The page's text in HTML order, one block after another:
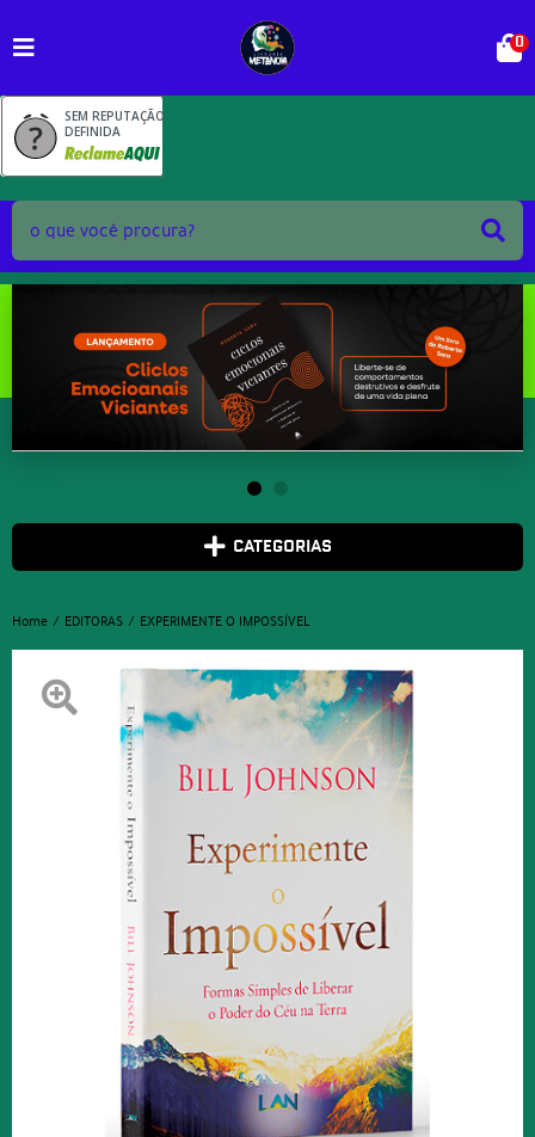
SEM REPUTAÇÃO
DEFINIDA
0
CATEGORIAS
Home EDITORAS EXPERIMENTE O IMPOSSÍVEL